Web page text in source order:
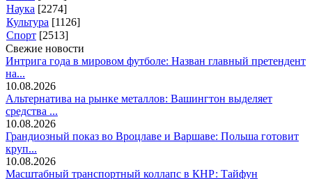
Наука [2274]
Культура [1126]
Спорт [2513]
Свежие новости
Интрига года в мировом футболе: Назван главный претендент
на...
10.08.2026
Альтернатива на рынке металлов: Вашингтон выделяет
средства ...
10.08.2026
Грандиозный показ во Вроцлаве и Варшаве: Польша готовит
круп...
10.08.2026
Масштабный транспортный коллапс в КНР: Тайфун